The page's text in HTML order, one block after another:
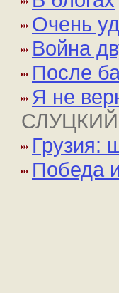
Очень
Война
После
Я не
СЛУЦКИЙ
Грузия:
Победа